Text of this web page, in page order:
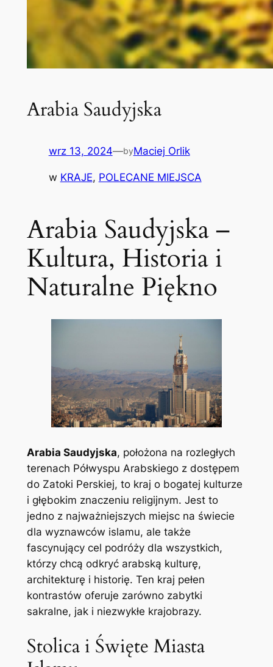
Arabia Saudyjska
wrz 13, 2024—byMaciej Orlik
w KRAJE, POLECANE MIEJSCA
Arabia Saudyjska –
Kultura, Historia i
Naturalne Piękno
Arabia Saudyjska, położona na rozległych
terenach Półwyspu Arabskiego z dostępem
do Zatoki Perskiej, to kraj o bogatej kulturze
i głębokim znaczeniu religijnym. Jest to
jedno z najważniejszych miejsc na świecie
dla wyznawców islamu, ale także
fascynujący cel podróży dla wszystkich,
którzy chcą odkryć arabską kulturę,
architekturę i historię. Ten kraj pełen
kontrastów oferuje zarówno zabytki
sakralne, jak i niezwykłe krajobrazy.
Stolica i Święte Miasta